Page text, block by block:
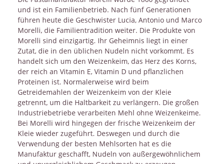
und ist ein Familienbetrieb. Nach fünf Generationen
führen heute die Geschwister Lucia, Antonio und Marco
Morelli, die Familientradition weiter. Die Produkte von
Morelli sind einzigartig. Ihr Geheimnis liegt in einer
Zutat, die in den üblichen Nudeln nicht vorkommt. Es
handelt sich um den Weizenkeim, das Herz des Korns,
der reich an Vitamin E, Vitamin D und pflanzlichen
Proteinen ist. Normalerweise wird beim
Getreidemahlen der Weizenkeim von der Kleie
getrennt, um die Haltbarkeit zu verlängern. Die großen
Industriebetriebe verarbeiten Mehl ohne Weizenkeime.
Bei Morelli wird hingegen der frische Weizenkeim der
Kleie wieder zugeführt. Deswegen und durch die
Verwendung der besten Mehlsorten hat es die
Manufaktur geschafft, Nudeln von außergewöhnlichem